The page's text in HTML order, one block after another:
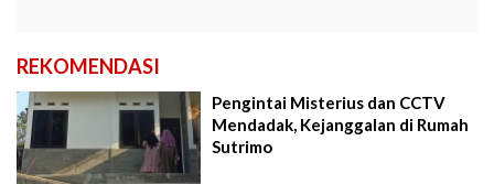
REKOMENDASI
Pengintai Misterius dan CCTV
Mendadak, Kejanggalan di Rumah
Sutrimo